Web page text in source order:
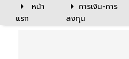
หน้า
แรก
การเงิน-การ
ลงทุน